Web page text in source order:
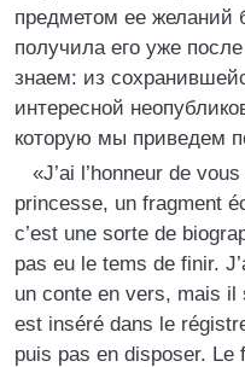
предметом ее
получила его уже
знаем: из
интересной
которую мы приведем
«J’ai l’honneur de
princesse, un fragment
c’est une sorte de
pas eu le tems de finir.
un conte en vers, mais il
est inséré dans le
puis pas en disposer. Le